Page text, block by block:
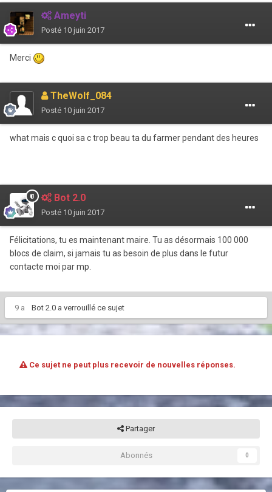
Ameyti
Posté 10 juin 2017
Merci
TheWolf_084
Posté 10 juin 2017
what mais c quoi sa c trop beau ta du farmer pendant des heures
Bot 2.0
Posté 10 juin 2017
Félicitations, tu es maintenant maire. Tu as désormais 100 000
blocs de claim, si jamais tu as besoin de plus dans le futur
contacte moi par mp.
9 a Bot 2.0 a verrouillé ce sujet
Ce sujet ne peut plus recevoir de nouvelles réponses.
Partager
Abonnés 0